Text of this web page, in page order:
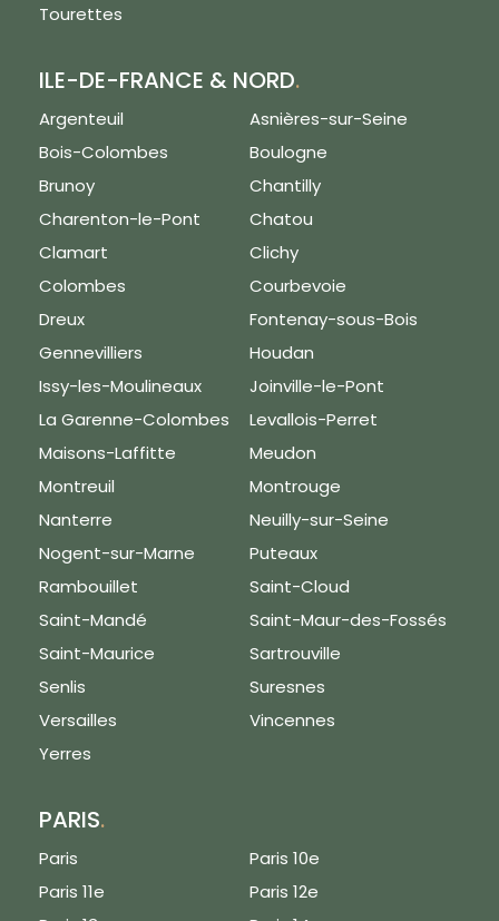
Tourettes
ILE-DE-FRANCE & NORD.
Argenteuil
Asnières-sur-Seine
Bois-Colombes
Boulogne
Brunoy
Chantilly
Charenton-le-Pont
Chatou
Clamart
Clichy
Colombes
Courbevoie
Dreux
Fontenay-sous-Bois
Gennevilliers
Houdan
Issy-les-Moulineaux
Joinville-le-Pont
La Garenne-Colombes
Levallois-Perret
Maisons-Laffitte
Meudon
Montreuil
Montrouge
Nanterre
Neuilly-sur-Seine
Nogent-sur-Marne
Puteaux
Rambouillet
Saint-Cloud
Saint-Mandé
Saint-Maur-des-Fossés
Saint-Maurice
Sartrouville
Senlis
Suresnes
Versailles
Vincennes
Yerres
PARIS.
Paris
Paris 10e
Paris 11e
Paris 12e